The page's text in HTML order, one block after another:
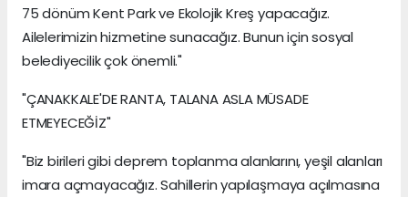
75 dönüm Kent Park ve Ekolojik Kreş yapacağız.
Ailelerimizin hizmetine sunacağız. Bunun için sosyal
belediyecilik çok önemli."
"ÇANAKKALE'DE RANTA, TALANA ASLA MÜSADE
ETMEYECEĞİZ"
"Biz birileri gibi deprem toplanma alanlarını, yeşil alanları
imara açmayacağız. Sahillerin yapılaşmaya açılmasına